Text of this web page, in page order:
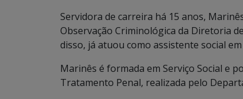
Servidora de carreira há 15 anos,
Observação Criminológica da Diretoria
disso, já atuou como assistente social
Marinês é formada em Serviço Social e
Tratamento Penal, realizada pelo